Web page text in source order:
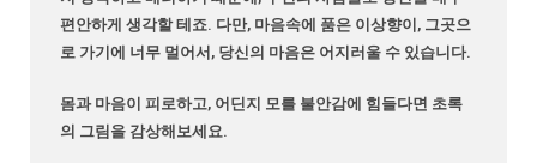
편안하게 생각할 테죠. 다만, 마음속에 품은 이상향이, 그곳으
로 가기에 너무 멀어서, 당신의 마음은 어지러울 수 있습니다.
몸과 마음이 피로하고, 어딘지 모를 불안감에 힘들다면 초록
의 그림을 감상해보세요.